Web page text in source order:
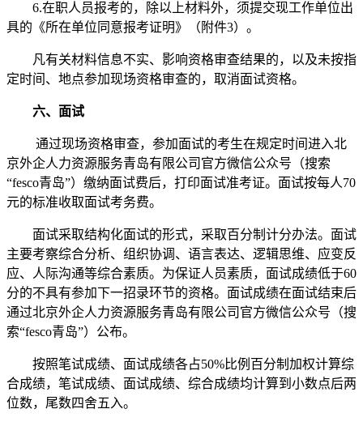
6.在职人员报考的，除以上材料外，须提交现工作单位出
具的《所在单位同意报考证明》（附件3）。
凡有关材料信息不实、影响资格审查结果的，以及未按指
定时间、地点参加现场资格审查的，取消面试资格。
六、面试
通过现场资格审查，参加面试的考生在规定时间进入北
京外企人力资源服务青岛有限公司官方微信公众号（搜索
“fesco青岛”）缴纳面试费后，打印面试准考证。面试按每人70
元的标准收取面试考务费。
面试采取结构化面试的形式，采取百分制计分办法。面试
主要考察综合分析、组织协调、语言表达、逻辑思维、应变反
应、人际沟通等综合素质。为保证人员素质，面试成绩低于60
分的不具有参加下一招录环节的资格。面试成绩在面试结束后
通过北京外企人力资源服务青岛有限公司官方微信公众号（搜
索“fesco青岛”）公布。
按照笔试成绩、面试成绩各占50%比例百分制加权计算综
合成绩，笔试成绩、面试成绩、综合成绩均计算到小数点后两
位数，尾数四舍五入。